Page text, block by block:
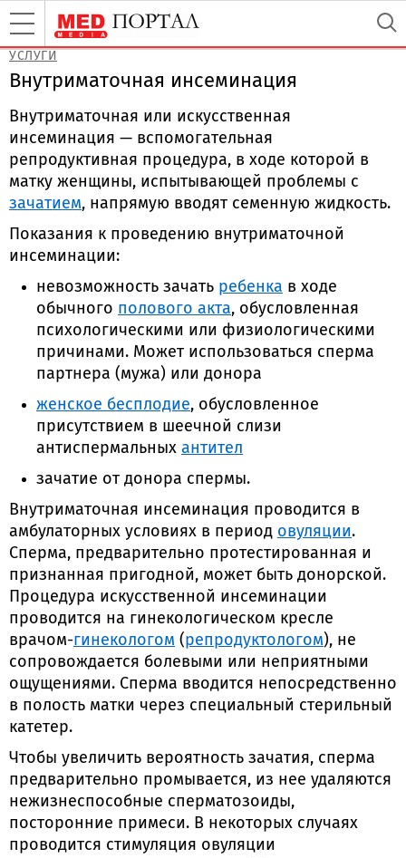
УСЛУГИ
Внутриматочная инсеминация
Внутриматочная или искусственная
инсеминация — вспомогательная
репродуктивная процедура, в ходе которой в
матку женщины, испытывающей проблемы с
зачатием, напрямую вводят семенную жидкость.
Показания к проведению внутриматочной
инсеминации:
невозможность зачать ребенка в ходе
обычного полового акта, обусловленная
психологическими или физиологическими
причинами. Может использоваться сперма
партнера (мужа) или донора
женское бесплодие, обусловленное
присутствием в шеечной слизи
антиспермальных антител
зачатие от донора спермы.
Внутриматочная инсеминация проводится в
амбулаторных условиях в период овуляции.
Сперма, предварительно протестированная и
признанная пригодной, может быть донорской.
Процедура искусственной инсеминации
проводится на гинекологическом кресле
врачом-гинекологом (репродуктологом), не
сопровождается болевыми или неприятными
ощущениями. Сперма вводится непосредственно
в полость матки через специальный стерильный
катетер.
Чтобы увеличить вероятность зачатия, сперма
предварительно промывается, из нее удаляются
нежизнеспособные сперматозоиды,
посторонние примеси. В некоторых случаях
проводится стимуляция овуляции